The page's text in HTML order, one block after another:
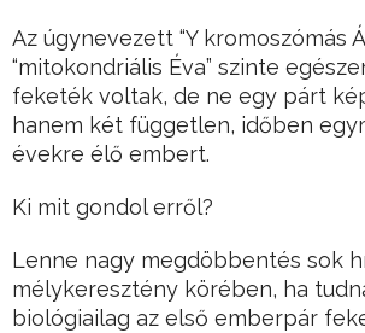
Az úgynevezett “Y kromoszómás
“mitokondriális Éva” szinte
feketék voltak, de ne egy párt
hanem két független, időben
évekre élő embert.
Ki mit gondol erről?
Lenne nagy megdöbbentés sok
mélykeresztény körében, ha
biológiailag az első emberpár